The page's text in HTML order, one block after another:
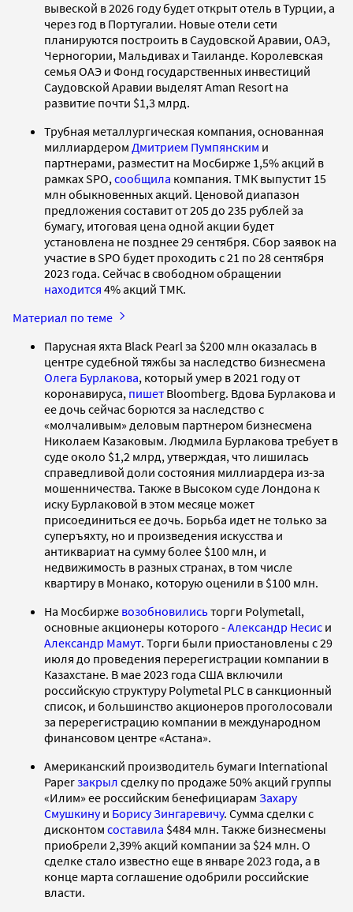
вывеской в 2026 году будет открыт отель в Турции, а
через год в Португалии. Новые отели сети
планируются построить в Саудовской Аравии, ОАЭ,
Черногории, Мальдивах и Таиланде. Королевская
семья ОАЭ и Фонд государственных инвестиций
Саудовской Аравии выделят Aman Resort на
развитие почти $1,3 млрд.
Трубная металлургическая компания, основанная
миллиардером Дмитрием Пумпянским и
партнерами, разместит на Мосбирже 1,5% акций в
рамках SPO,сообщила компания. ТМК выпустит 15
млн обыкновенных акций. Ценовой диапазон
предложения составит от 205 до 235 рублей за
бумагу, итоговая цена одной акции будет
установлена не позднее 29 сентября. Сбор заявок на
участие в SPO будет проходить с 21 по 28 сентября
2023 года. Сейчас в свободном обращении
находится 4% акций ТМК.
Материал по теме
Парусная яхта Black Pearl за $200 млн оказалась в
центре судебной тяжбы за наследство бизнесмена
Олега Бурлакова, который умер в 2021 году от
коронавируса, пишет Bloomberg. Вдова Бурлакова и
ее дочь сейчас борются за наследство с
«молчаливым» деловым партнером бизнесмена
Николаем Казаковым. Людмила Бурлакова требует в
суде около $1,2 млрд, утверждая, что лишилась
справедливой доли состояния миллиардера из-за
мошенничества. Также в Высоком суде Лондона к
иску Бурлаковой в этом месяце может
присоединиться ее дочь. Борьба идет не только за
суперъяхту, но и произведения искусства и
антиквариат на сумму более $100 млн, и
недвижимость в разных странах, в том числе
квартиру в Монако, которую оценили в $100 млн.
На Мосбирже возобновилисьторги Polymetall,
основные акционеры которого -Александр Несис и
Александр Мамут. Торги были приостановлены с 29
июля до проведения перерегистрации компании в
Казахстане. В мае 2023 года США включили
российскую структуру Polymetal PLC в санкционный
список, и большинство акционеров проголосовали
за перерегистрацию компании в международном
финансовом центре «Астана».
Американский производитель бумаги International
Paperзакрыл сделку по продаже 50% акций группы
«Илим» ее российским бенефициарам Захару
Смушкинуи Борису Зингаревичу. Сумма сделки с
дисконтом составила $484 млн. Также бизнесмены
приобрели 2,39% акций компании за $24 млн. О
сделке стало известно еще в январе 2023 года, а в
конце марта соглашение одобрили российские
власти.